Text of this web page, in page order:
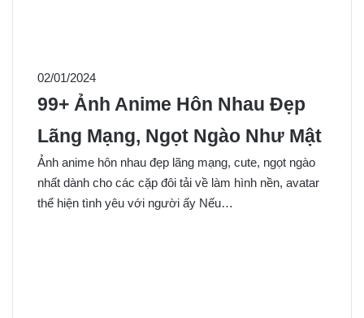
02/01/2024
99+ Ảnh Anime Hôn Nhau Đẹp
Lãng Mạng, Ngọt Ngào Như Mật
Ảnh anime hôn nhau đẹp lãng mạng, cute, ngọt ngào
nhất dành cho các cặp đôi tải về làm hình nền, avatar
thể hiện tình yêu với người ấy Nếu…